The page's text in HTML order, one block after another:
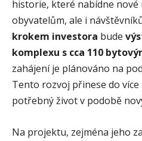
historie, které nabídne
obyvatelům, ale i
krokem investora bude
komplexu s cca 110
zahájení je plánováno na
Tento rozvoj přinese do
potřebný život v podobě
Na projektu, zejména jeho